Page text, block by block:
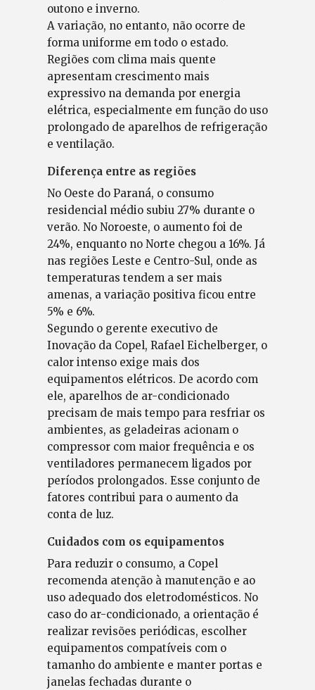
outono e inverno.
A variação, no entanto, não ocorre de
forma uniforme em todo o estado.
Regiões com clima mais quente
apresentam crescimento mais
expressivo na demanda por energia
elétrica, especialmente em função do uso
prolongado de aparelhos de refrigeração
e ventilação.
Diferença entre as regiões
No Oeste do Paraná, o consumo
residencial médio subiu 27% durante o
verão. No Noroeste, o aumento foi de
24%, enquanto no Norte chegou a 16%. Já
nas regiões Leste e Centro-Sul, onde as
temperaturas tendem a ser mais
amenas, a variação positiva ficou entre
5% e 6%.
Segundo o gerente executivo de
Inovação da Copel, Rafael Eichelberger, o
calor intenso exige mais dos
equipamentos elétricos. De acordo com
ele, aparelhos de ar-condicionado
precisam de mais tempo para resfriar os
ambientes, as geladeiras acionam o
compressor com maior frequência e os
ventiladores permanecem ligados por
períodos prolongados. Esse conjunto de
fatores contribui para o aumento da
conta de luz.
Cuidados com os equipamentos
Para reduzir o consumo, a Copel
recomenda atenção à manutenção e ao
uso adequado dos eletrodomésticos. No
caso do ar-condicionado, a orientação é
realizar revisões periódicas, escolher
equipamentos compatíveis com o
tamanho do ambiente e manter portas e
janelas fechadas durante o